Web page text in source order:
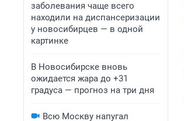
заболевания чаще всего
находили на диспансеризации
у новосибирцев — в одной
картинке
В Новосибирске вновь
ожидается жара до +31
градуса — прогноз на три дня
Всю Москву напугал